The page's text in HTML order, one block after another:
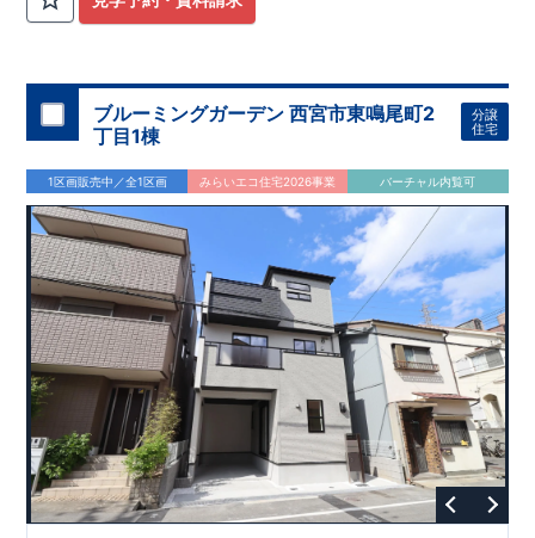
ブルーミングガーデン 西宮市東鳴尾町2
丁目1棟
分譲
住宅
1区画販売中／全1区画 みらいエコ住宅2026事業 バーチャル内覧可